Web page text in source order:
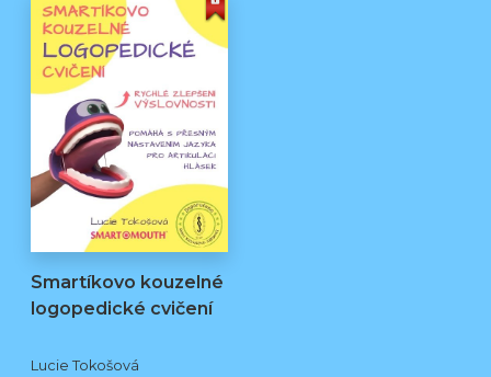
Smartíkovo kouzelné
logopedické cvičení
Lucie Tokošová